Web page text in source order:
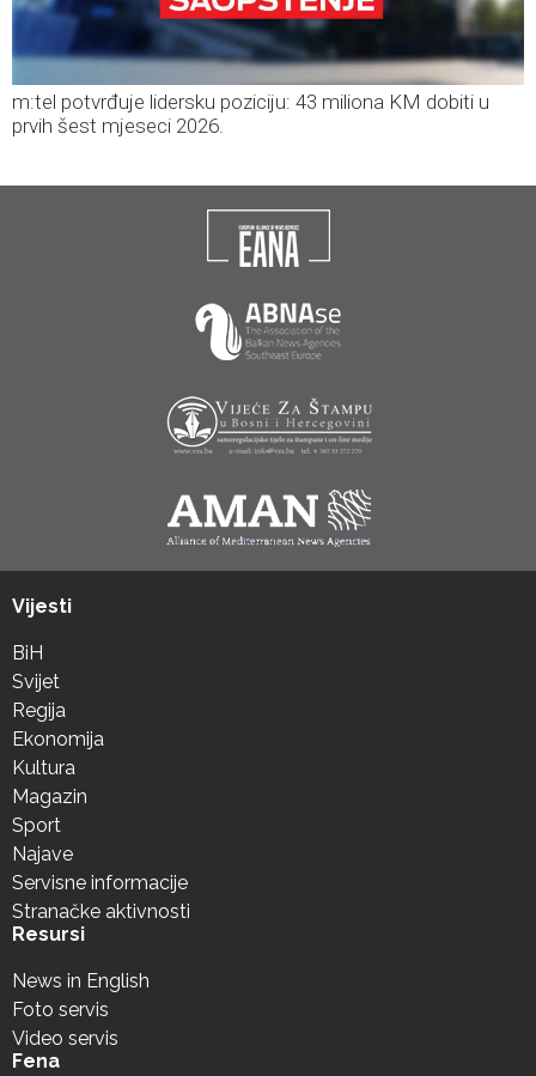
m:tel potvrđuje lidersku poziciju: 43 miliona KM dobiti u
prvih šest mjeseci 2026.
Vijesti
BiH
Svijet
Regija
Ekonomija
Kultura
Magazin
Sport
Najave
Servisne informacije
Stranačke aktivnosti
Resursi
News in English
Foto servis
Video servis
Fena